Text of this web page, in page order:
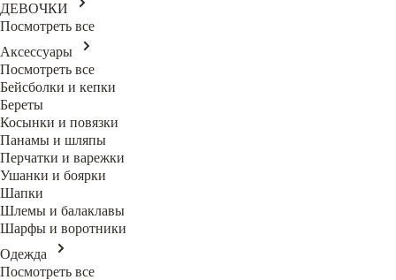
ДЕВОЧКИ
Посмотреть все
Аксессуары
Посмотреть все
Бейсболки и кепки
Береты
Косынки и повязки
Панамы и шляпы
Перчатки и варежки
Ушанки и боярки
Шапки
Шлемы и балаклавы
Шарфы и воротники
Одежда
Посмотреть все